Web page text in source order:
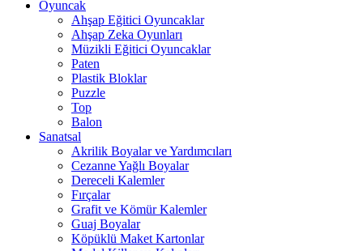
Oyuncak
Ahşap Eğitici Oyuncaklar
Ahşap Zeka Oyunları
Müzikli Eğitici Oyuncaklar
Paten
Plastik Bloklar
Puzzle
Top
Balon
Sanatsal
Akrilik Boyalar ve Yardımcıları
Cezanne Yağlı Boyalar
Dereceli Kalemler
Fırçalar
Grafit ve Kömür Kalemler
Guaj Boyalar
Köpüklü Maket Kartonlar